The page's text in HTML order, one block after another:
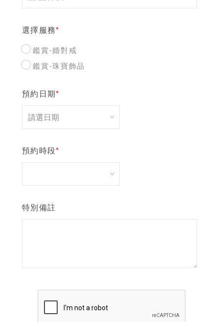
選擇服務*
鑑賞-婚對戒
鑑賞-珠寶飾品
預約日期*
預約時段*
特別備註